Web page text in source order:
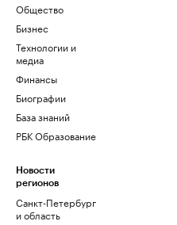
Общество
Бизнес
Технологии и
медиа
Финансы
Биографии
База знаний
РБК Образование
Новости
регионов
Санкт-Петербург
и область